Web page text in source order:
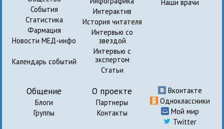
События
Статистика
Фармация
Новости МЕД-инфо
Календарь событий
Интерактив
История читателя
Интервью со
звездой
Интервью с
экспертом
Статьи
Наши врачи
Общение
Блоги
Группы
О проекте
Партнеры
Контакты
Вконтакте
Одноклассники
Мой мир
Twitter